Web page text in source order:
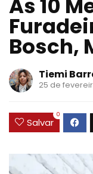
As 10
Bosch,
Tiemi
25 de
Salvar
0